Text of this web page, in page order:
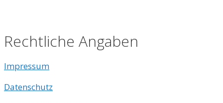
Rechtliche Angaben
Impressum
Datenschutz